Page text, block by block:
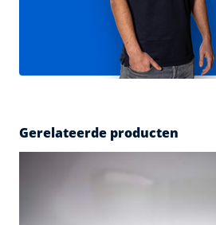
Gerelateerde producten